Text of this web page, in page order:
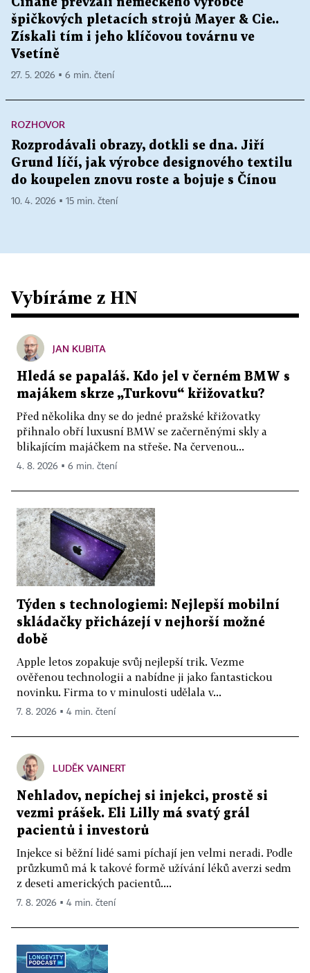
Číňané převzali německého výrobce
špičkových pletacích strojů Mayer & Cie..
Získali tím i jeho klíčovou továrnu ve
Vsetíně
27. 5. 2026 ▪ 6 min. čtení
ROZHOVOR
Rozprodávali obrazy, dotkli se dna. Jiří
Grund líčí, jak výrobce designového textilu
do koupelen znovu roste a bojuje s Čínou
10. 4. 2026 ▪ 15 min. čtení
Vybíráme z HN
JAN KUBITA
Hledá se papaláš. Kdo jel v černém BMW s
majákem skrze „Turkovu“ křižovatku?
Před několika dny se do jedné pražské křižovatky
přihnalo obří luxusní BMW se začerněnými skly a
blikajícím majáčkem na střeše. Na červenou...
4. 8. 2026 ▪ 6 min. čtení
Týden s technologiemi: Nejlepší mobilní
skládačky přicházejí v nejhorší možné
době
Apple letos zopakuje svůj nejlepší trik. Vezme
ověřenou technologii a nabídne ji jako fantastickou
novinku. Firma to v minulosti udělala v...
7. 8. 2026 ▪ 4 min. čtení
LUDĚK VAINERT
Nehladov, nepíchej si injekci, prostě si
vezmi prášek. Eli Lilly má svatý grál
pacientů i investorů
Injekce si běžní lidé sami píchají jen velmi neradi. Podle
průzkumů má k takové formě užívání léků averzi sedm
z deseti amerických pacientů....
7. 8. 2026 ▪ 4 min. čtení